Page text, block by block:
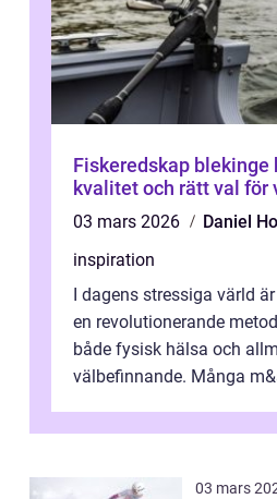
Fiskeredskap blekinge kunskap,
kvalitet och rätt val för
03 mars 2026
Daniel
inspiration
I dagens stressiga värld
en revolutionerande
både fysisk hälsa och
välbefinnande. Många
03 mars